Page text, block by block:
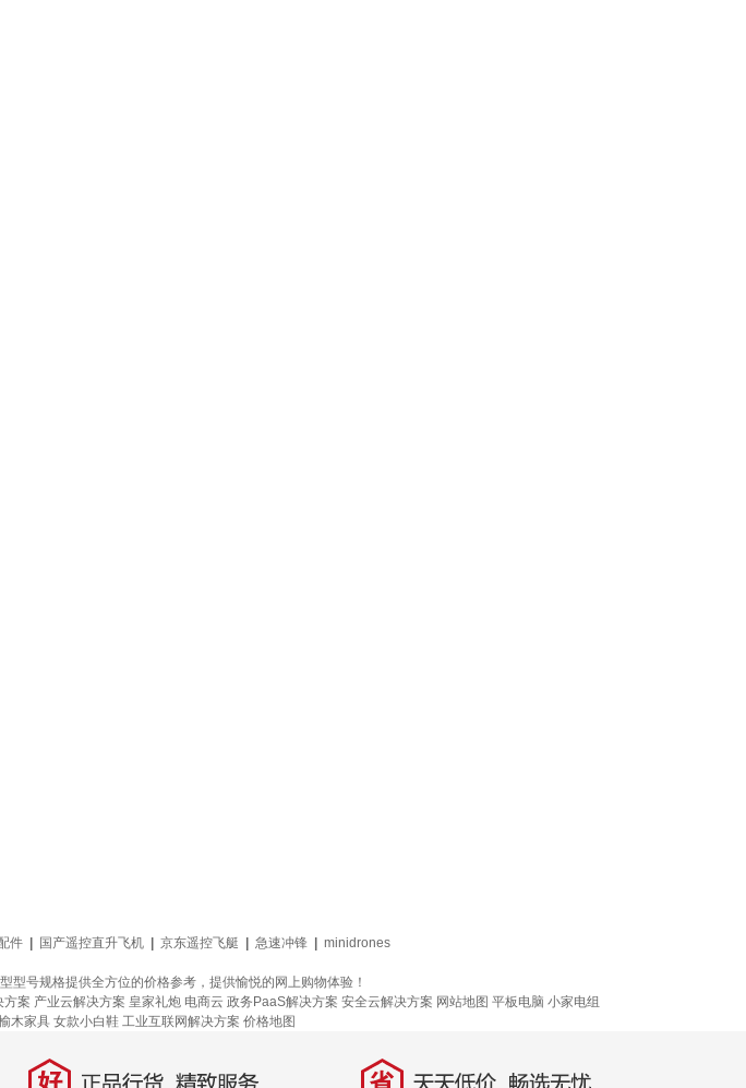
件 国产遥控直升飞机 京东遥控飞艇 急速冲锋
minidrones
号规格提供全方位的价格参考，提供愉悦的网上购物体验！
方案 产业云解决方案 皇家礼炮 电商云 政务PaaS解决方案 安全云解决方案 网站地图 平板电脑 小家电组
木家具 女款小白鞋 工业互联网解决方案 价格地图
好 正品行货，精致服务 省 天天低价，畅选无忧